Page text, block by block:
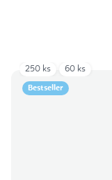
Bestseller
250 ks 60 ks